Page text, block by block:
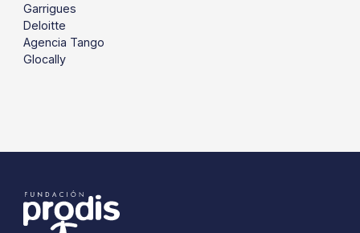
Garrigues
Deloitte
Agencia Tango
Glocally